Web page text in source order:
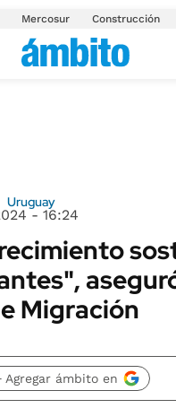
Mercosur Construcción
Uruguay
- 16:24
Migración
Agregar ámbito en